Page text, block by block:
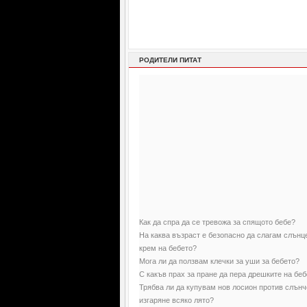
РОДИТЕЛИ ПИТАТ
На каква възраст е безопасно да слагам
крем на бебето?
Мога ли да ползвам клечки за уши за бебето?
С какъв прах за пране да пера дрешките на
Трябва ли да купувам нов лосион против
изгаряне всяко лято?